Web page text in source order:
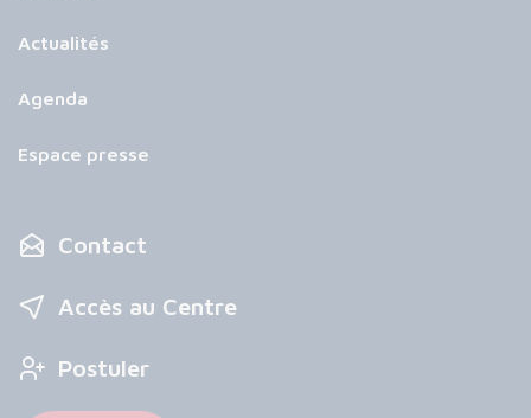
Actualités
Agenda
Espace presse
Contact
Accès au Centre
Postuler